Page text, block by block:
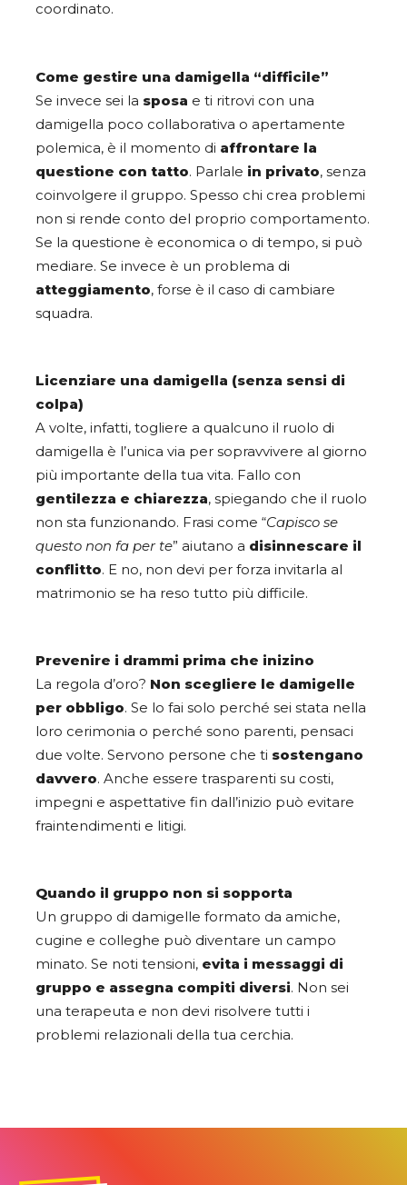
coordinato.
Come gestire una damigella “difficile”
Se invece sei la sposa e ti ritrovi con una
damigella poco collaborativa o apertamente
polemica, è il momento di affrontare la
questione con tatto. Parlale in privato, senza
coinvolgere il gruppo. Spesso chi crea problemi
non si rende conto del proprio comportamento.
Se la questione è economica o di tempo, si può
mediare. Se invece è un problema di
atteggiamento, forse è il caso di cambiare
squadra.
Licenziare una damigella (senza sensi di
colpa)
A volte, infatti, togliere a qualcuno il ruolo di
damigella è l’unica via per sopravvivere al giorno
più importante della tua vita. Fallo con
gentilezza e chiarezza, spiegando che il ruolo
non sta funzionando. Frasi come “Capisco se
questo non fa per te” aiutano a disinnescare il
conflitto. E no, non devi per forza invitarla al
matrimonio se ha reso tutto più difficile.
Prevenire i drammi prima che inizino
La regola d’oro? Non scegliere le damigelle
per obbligo. Se lo fai solo perché sei stata nella
loro cerimonia o perché sono parenti, pensaci
due volte. Servono persone che ti sostengano
davvero. Anche essere trasparenti su costi,
impegni e aspettative fin dall’inizio può evitare
fraintendimenti e litigi.
Quando il gruppo non si sopporta
Un gruppo di damigelle formato da amiche,
cugine e colleghe può diventare un campo
minato. Se noti tensioni, evita i messaggi di
gruppo e assegna compiti diversi. Non sei
una terapeuta e non devi risolvere tutti i
problemi relazionali della tua cerchia.